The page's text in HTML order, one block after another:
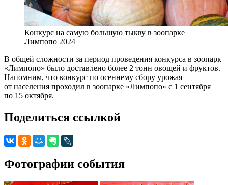
Конкурс на самую большую тыкву в зоопарке
Лимпопо 2024
В общей сложности за период проведения конкурса в зоопарк
«Лимпопо» было доставлено более 2 тонн овощей и фруктов.
Напомним, что конкурс по осеннему сбору урожая
от населения проходил в зоопарке «Лимпопо» с 1 сентября
по 15 октября.
Поделиться ссылкой
Фотографии события